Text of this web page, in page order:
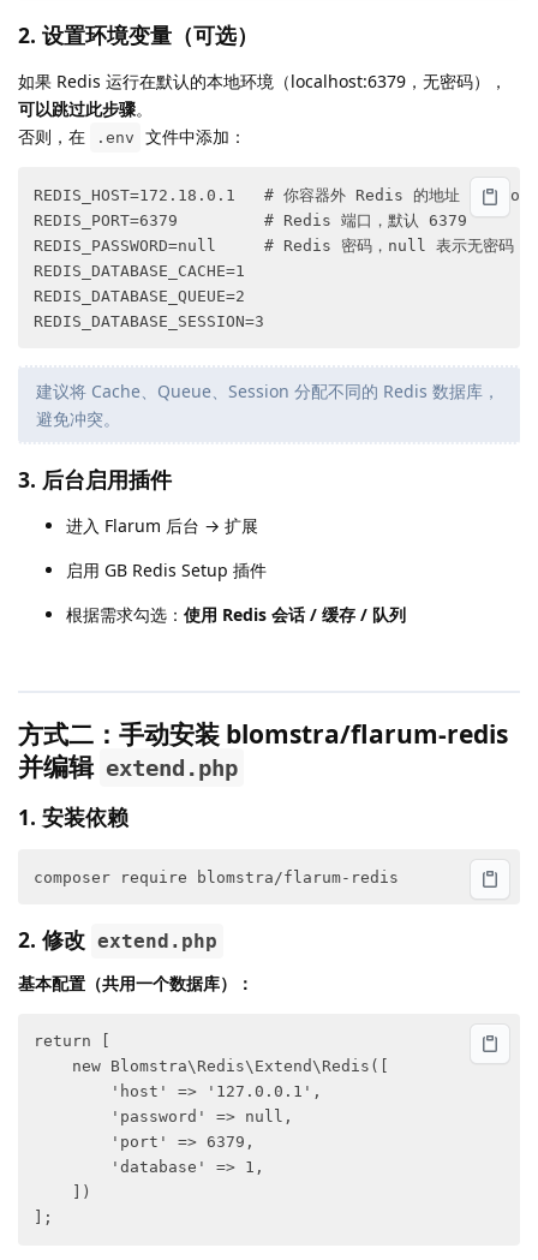
2. 设置环境变量（可选）
如果 Redis 运行在默认的本地环境（localhost:6379，无密码），
可以跳过此步骤。
否则，在
.env 文件中添加：
REDIS_HOST=172.18.0.1   # 你容器外 Redis 的地址（非
REDIS_PORT=6379         # Redis 端口，默认 6379
REDIS_PASSWORD=null     # Redis 密码，null 表示无密码
REDIS_DATABASE_CACHE=1
REDIS_DATABASE_QUEUE=2
建议将 Cache、Queue、Session 分配不同的 Redis 数据库，
避免冲突。
3. 后台启用插件
进入 Flarum 后台 → 扩展
启用 GB Redis Setup 插件
根据需求勾选： 使用 Redis 会话 / 缓存 / 队列
方式二：手动安装 blomstra/flarum-redis
并编辑 extend.php
1. 安装依赖
2. 修改 extend.php
基本配置（共用一个数据库）：
return [
    new Blomstra\Redis\Extend\Redis([
        'host' => '127.0.0.1',
        'password' => null,
        'port' => 6379,
        'database' => 1,
    ])